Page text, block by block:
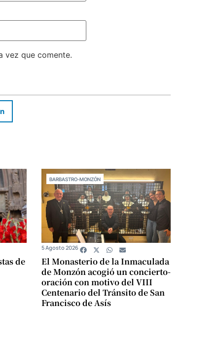
vez que comente.
de
BARBASTRO-MONZÓN
El Monasterio de la Inmaculada
de Monzón acogió un concierto-
oración con motivo del VIII
Centenario del Tránsito de San
Francisco de Asís
5 Agosto 2026